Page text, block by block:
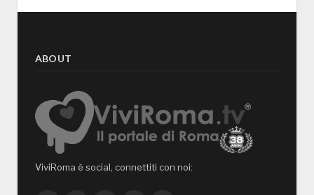
ABOUT
ViviRoma è social, connettiti con noi: